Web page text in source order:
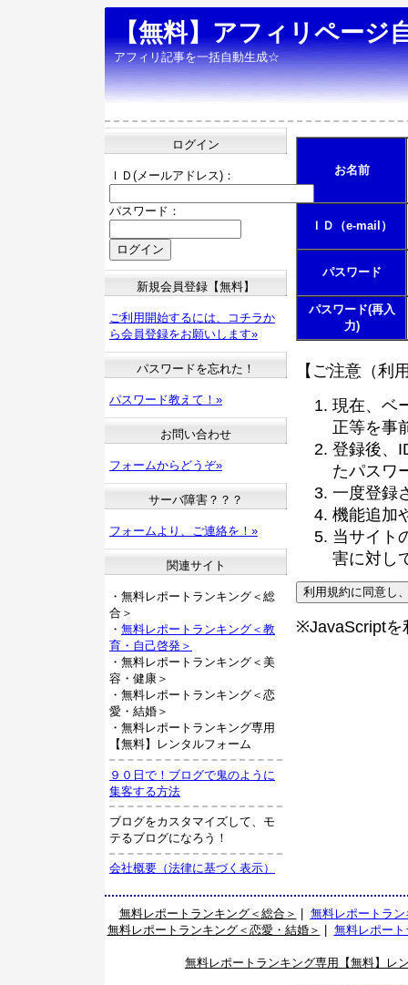
【無料】アフィリページ
アフィリ記事を一括自動生成☆
お名前
ＩＤ（e-mail）
パスワード
パスワード(再入
力)
【ご注意（利
現在、ベ
正等を事
登録後、
たパスワ
一度登録
機能追加
当サイト
害に対し
※JavaScriptを
ログイン
ＩＤ(メールアドレス)：
パスワード：
新規会員登録【無料】
ご利用開始するには、コチラか
ら会員登録をお願いします»
パスワードを忘れた！
パスワード教えて！»
お問い合わせ
フォームからどうぞ»
サーバ障害？？？
フォームより、ご連絡を！»
関連サイト
・無料レポートランキング＜総
合＞
・ 無料レポートランキング＜教
育・自己啓発＞
・無料レポートランキング＜美
容・健康＞
・無料レポートランキング＜恋
愛・結婚＞
・無料レポートランキング専用
【無料】レンタルフォーム
９０日で！ブログで鬼のように
集客する方法
ブログをカスタマイズして、モ
テるブログになろう！
会社概要（法律に基づく表示）
無料レポートランキング＜総合＞
無料レポートラ
無料レポートランキング＜恋愛・結婚＞
無料レポー
無料レポートランキング専用【無料】レ